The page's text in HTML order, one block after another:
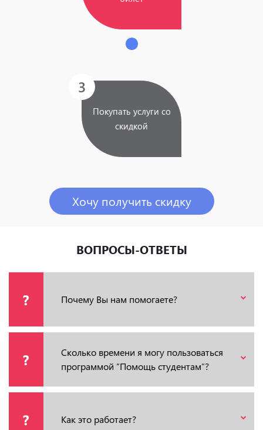
Покупать услуги со
скидкой
3
Хочу получить скидку
ВОПРОСЫ-ОТВЕТЫ
? Почему Вы нам помогаете?
?
Сколько времени я могу пользоваться
программой ”Помощь студентам”?
? Как это работает?